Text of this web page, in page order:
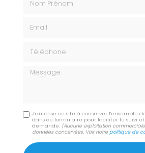
Message
J'autorise ce site à conserver l'ensemble
dans ce formulaire pour faciliter le suivi
demande. (Aucune exploitation
données concervées. Voir notrepolitique de